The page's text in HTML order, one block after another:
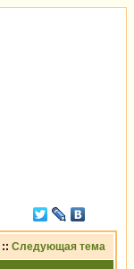
:: Следующая тема